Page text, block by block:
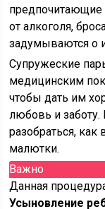
предпочитающие
от алкоголя,
задумываются о
Супружеские
медицинским
чтобы дать им
любовь и заботу.
разобраться, как
малютки.
Важно
Данная
Усыновление